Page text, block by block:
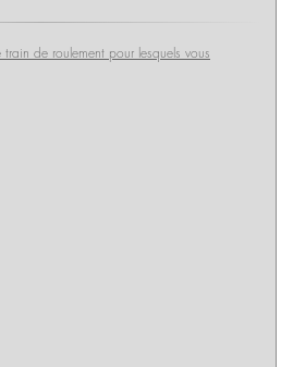
de roulement pour lesquels vous